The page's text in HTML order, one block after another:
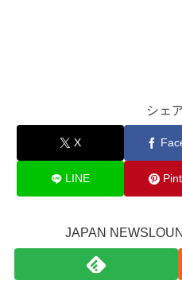
シェ
X
LINE
JAPAN